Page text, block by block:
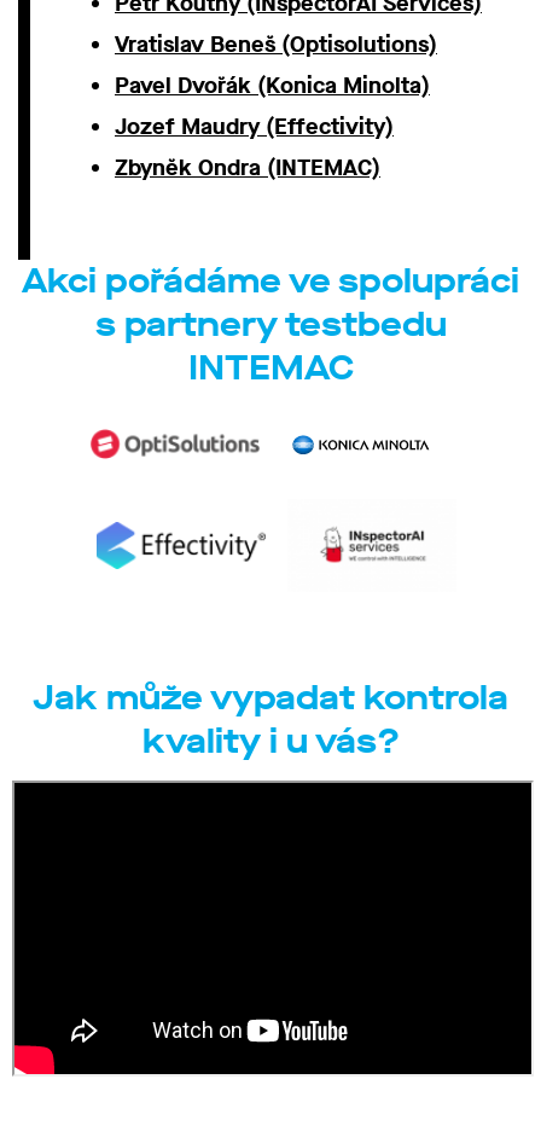
Vratislav Beneš (Optisolutions)
Pavel Dvořák (Konica Minolta)
Jozef Maudry (Effectivity)
Zbyněk Ondra (INTEMAC)
Akci pořádáme ve spolupráci
s partnery testbedu
INTEMAC
Jak může vypadat kontrola
kvality i u vás?